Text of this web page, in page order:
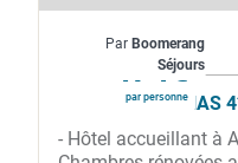
À partir de
474€
par personne
Par Boomerang
Séjours
Maroc
RIU TIKIDA DUNAS
- Hôtel accueillant à